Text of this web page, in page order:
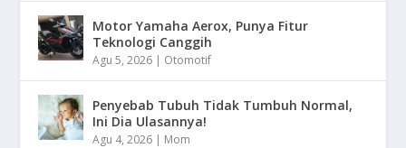
Motor Yamaha Aerox, Punya Fitur
Teknologi Canggih
Agu 5, 2026 | Otomotif
Penyebab Tubuh Tidak Tumbuh Normal,
Ini Dia Ulasannya!
Agu 4, 2026 | Mom